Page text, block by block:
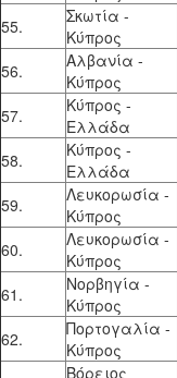
55.
Σκωτία -
Κύπρος
56.
Αλβανία -
Κύπρος
57.
Κύπρος -
Ελλάδα
58.
Κύπρος -
Ελλάδα
59.
Λευκορωσία -
Κύπρος
60.
Λευκορωσία -
Κύπρος
61.
Νορβηγία -
Κύπρος
62.
Πορτογαλία -
Κύπρος
Βόρειος